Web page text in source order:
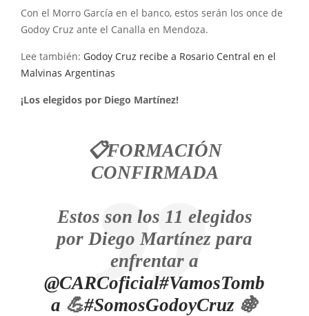
Con el Morro García en el banco, estos serán los once de
Godoy Cruz ante el Canalla en Mendoza.
Lee también: Godoy Cruz recibe a Rosario Central en el
Malvinas Argentinas
¡Los elegidos por Diego Martínez!
📋FORMACIÓN
CONFIRMADA
Estos son los 11 elegidos
por Diego Martínez para
enfrentar a
@CARCoficial#VamosTomb
a 💪#SomosGodoyCruz 🍇